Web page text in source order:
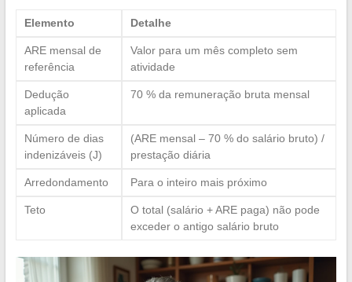
Elemento Detalhe
ARE mensal de
referência
Valor para um mês completo sem
atividade
Dedução
aplicada
70 % da remuneração bruta mensal
Número de dias
indenizáveis (J)
(ARE mensal – 70 % do salário bruto) /
prestação diária
Arredondamento Para o inteiro mais próximo
Teto
O total (salário + ARE paga) não pode
exceder o antigo salário bruto